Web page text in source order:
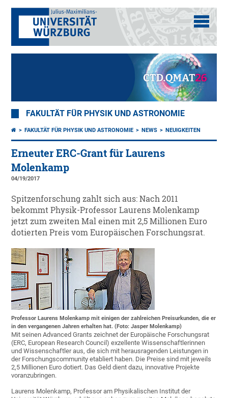
FAKULTÄT FÜR PHYSIK UND ASTRONOMIE
FAKULTÄT FÜR PHYSIK UND ASTRONOMIE NEWS NEUIGKEITEN
Erneuter ERC-Grant für Laurens
Molenkamp
04/19/2017
Spitzenforschung zahlt sich aus: Nach 2011
bekommt Physik-Professor Laurens Molenkamp
jetzt zum zweiten Mal einen mit 2,5 Millionen Euro
dotierten Preis vom Europäischen Forschungsrat.
Professor Laurens Molenkamp mit einigen der zahlreichen Preisurkunden, die er
in den vergangenen Jahren erhalten hat. (Foto: Jasper Molenkamp)
Mit seinen Advanced Grants zeichnet der Europäische Forschungsrat
(ERC, European Research Council) exzellente Wissenschaftlerinnen
und Wissenschaftler aus, die sich mit herausragenden Leistungen in
der Forschungscommunity etabliert haben. Die Preise sind mit jeweils
2,5 Millionen Euro dotiert. Das Geld dient dazu, innovative Projekte
voranzubringen.
Laurens Molenkamp, Professor am Physikalischen Institut der